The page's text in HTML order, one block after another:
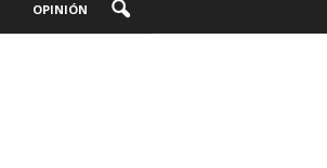
OPINIÓN